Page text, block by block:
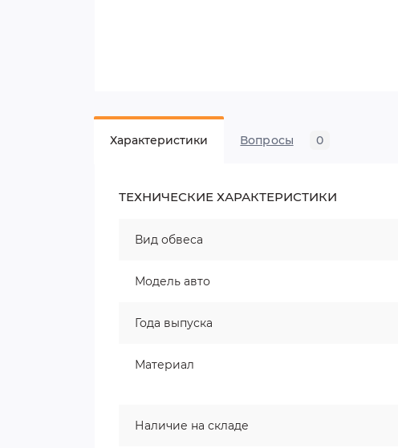
Характеристики Вопросы 0
ТЕХНИЧЕСКИЕ ХАРАКТЕРИСТИКИ
Вид обвеса
Модель авто
Года выпуска
Материал
Наличие на складе